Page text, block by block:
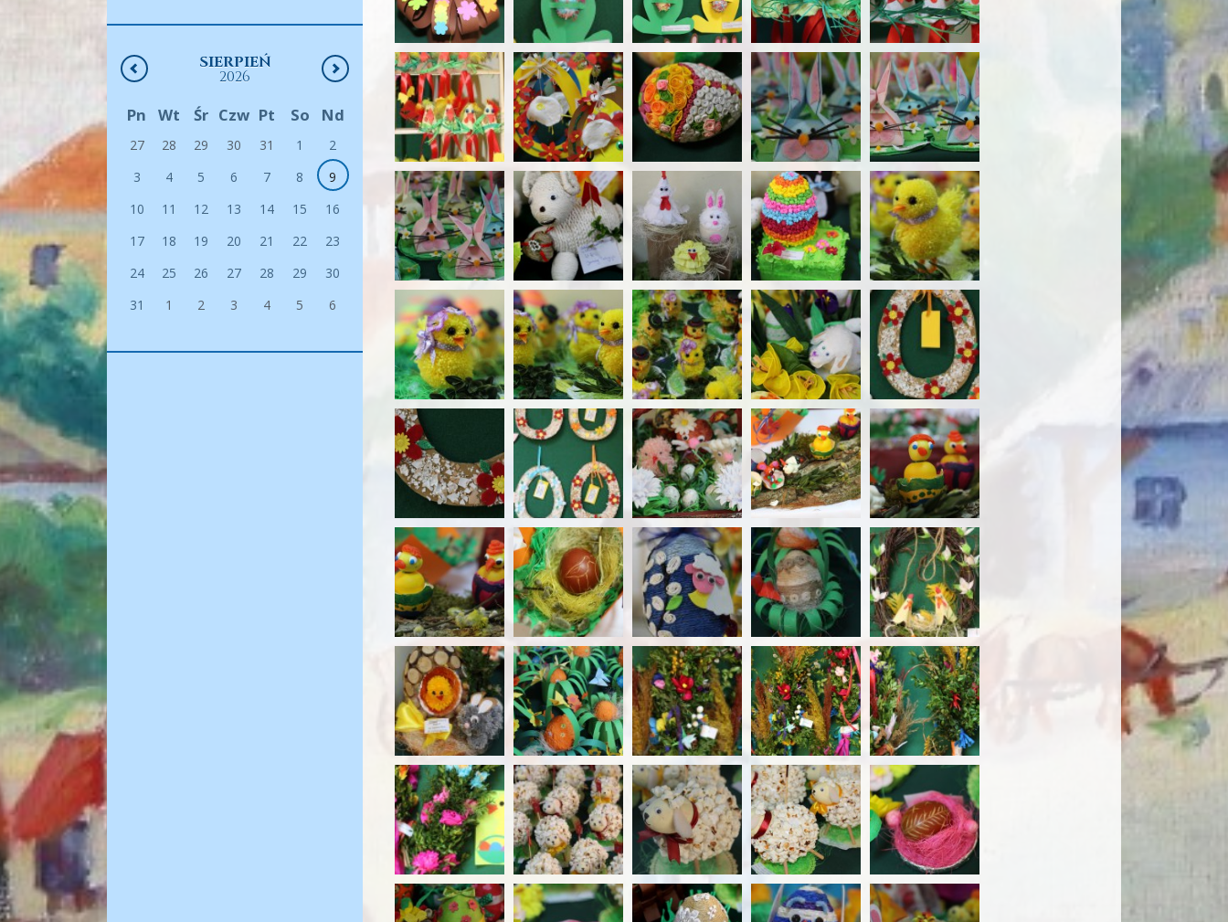
SIERPIEŃ
2026
Pn Wt Śr Czw Pt So Nd
27 28 29 30 31 1
2
3
4 5 6 7 8
9
10
11 12 13 14 15
16
17
18 19 20 21 22
23
24
25 26 27 28 29
30
31
1 2 3 4 5 6